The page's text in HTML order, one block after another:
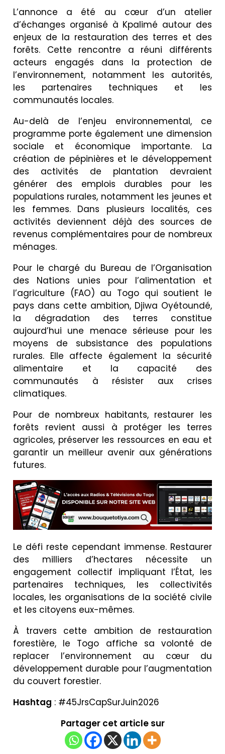
L’annonce a été au cœur d’un atelier
d’échanges organisé à Kpalimé autour des
enjeux de la restauration des terres et des
forêts. Cette rencontre a réuni différents
acteurs engagés dans la protection de
l’environnement, notamment les autorités,
les partenaires techniques et les
communautés locales.
Au-delà de l’enjeu environnemental, ce
programme porte également une dimension
sociale et économique importante. La
création de pépinières et le développement
des activités de plantation devraient
générer des emplois durables pour les
populations rurales, notamment les jeunes et
les femmes. Dans plusieurs localités, ces
activités deviennent déjà des sources de
revenus complémentaires pour de nombreux
ménages.
Pour le chargé du Bureau de l’Organisation
des Nations unies pour l’alimentation et
l’agriculture (FAO) au Togo qui soutient le
pays dans cette ambition, Djiwa Oyétoundé,
la dégradation des terres constitue
aujourd’hui une menace sérieuse pour les
moyens de subsistance des populations
rurales. Elle affecte également la sécurité
alimentaire et la capacité des
communautés à résister aux crises
climatiques.
Pour de nombreux habitants, restaurer les
forêts revient aussi à protéger les terres
agricoles, préserver les ressources en eau et
garantir un meilleur avenir aux générations
futures.
Le défi reste cependant immense. Restaurer
des milliers d’hectares nécessite un
engagement collectif impliquant l’État, les
partenaires techniques, les collectivités
locales, les organisations de la société civile
et les citoyens eux-mêmes.
À travers cette ambition de restauration
forestière, le Togo affiche sa volonté de
replacer l’environnement au cœur du
développement durable pour l’augmentation
du couvert forestier.
Hashtag : #45JrsCapSurJuin2026
Partager cet article sur